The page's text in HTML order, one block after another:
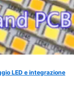
LED e integrazione